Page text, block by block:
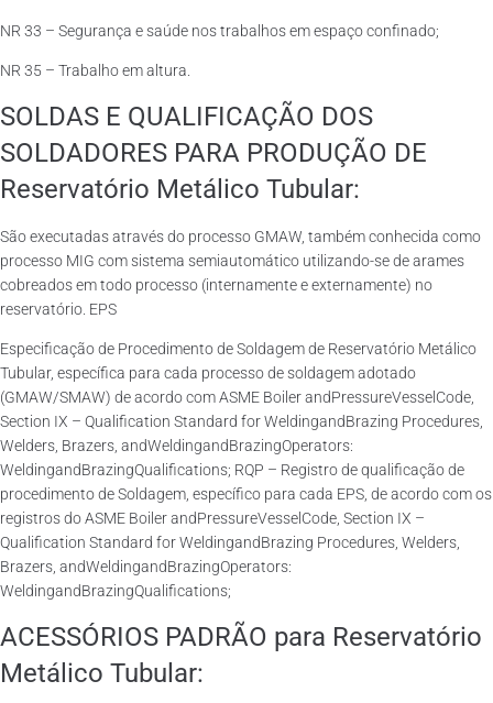
NR 33 – Segurança e saúde nos trabalhos em espaço confinado;
NR 35 – Trabalho em altura.
SOLDAS E QUALIFICAÇÃO DOS
SOLDADORES PARA PRODUÇÃO DE
Reservatório Metálico Tubular:
São executadas através do processo GMAW, também conhecida como
processo MIG com sistema semiautomático utilizando-se de arames
cobreados em todo processo (internamente e externamente) no
reservatório. EPS
Especificação de Procedimento de Soldagem de Reservatório Metálico
Tubular, específica para cada processo de soldagem adotado
(GMAW/SMAW) de acordo com ASME Boiler andPressureVesselCode,
Section IX – Qualification Standard for WeldingandBrazing Procedures,
Welders, Brazers, andWeldingandBrazingOperators:
WeldingandBrazingQualifications; RQP – Registro de qualificação de
procedimento de Soldagem, específico para cada EPS, de acordo com os
registros do ASME Boiler andPressureVesselCode, Section IX –
Qualification Standard for WeldingandBrazing Procedures, Welders,
Brazers, andWeldingandBrazingOperators:
WeldingandBrazingQualifications;
ACESSÓRIOS PADRÃO para Reservatório
Metálico Tubular: